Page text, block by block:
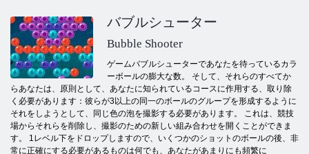
バブルシューター
Bubble Shooter
ゲームバブルシューターであなたを待っているカラ
ーボールの膨大な数。 そして、それらのすべてか
らあなたは、原則として、あなたに知られているコースに作用する、取り除
く必要があります：彼らが3以上の同一のボールのグループを形成するように
それをしようとして、同じ色の泡を撮影する必要があります。 これは、競技
場からそれらを削除し、撮影のための新しい組み合わせを開くことができま
す。 1レベル下をドロップしますので、いくつかのショットのボールの後、非
常に正確にする必要があるものは何でも、あなたがあまりにも頻繁に